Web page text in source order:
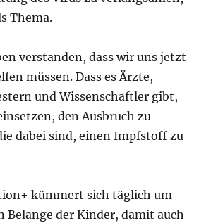
Thema.
verstanden, dass wir uns jetzt
müssen. Dass es Ärzte,
und Wissenschaftler gibt,
den Ausbruch zu
dabei sind, einen Impfstoff zu
kümmert sich täglich um
Belange der Kinder, damit auch